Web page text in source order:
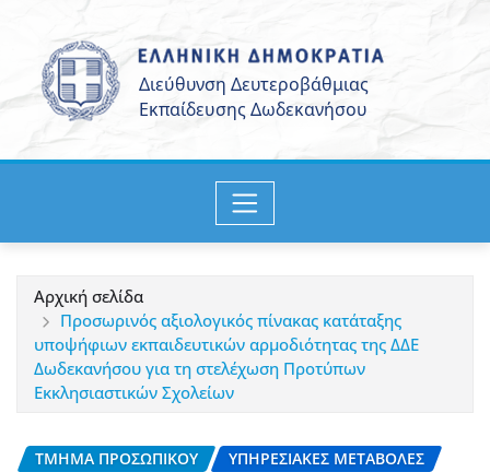
περιεχόμενο
Αρχική σελίδα
Προσωρινός αξιολογικός πίνακας κατάταξης
υποψήφιων εκπαιδευτικών αρμοδιότητας της ΔΔΕ
Δωδεκανήσου για τη στελέχωση Προτύπων
Εκκλησιαστικών Σχολείων
ΤΜΉΜΑ ΠΡΟΣΩΠΙΚΟΎ ΥΠΗΡΕΣΙΑΚΈΣ ΜΕΤΑΒΟΛΈΣ